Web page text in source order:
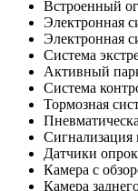
Встроенный
Электронная
Электронная
Система
Активный
Система
Тормозная
Сигнализация
Датчики
Камера с
Камера